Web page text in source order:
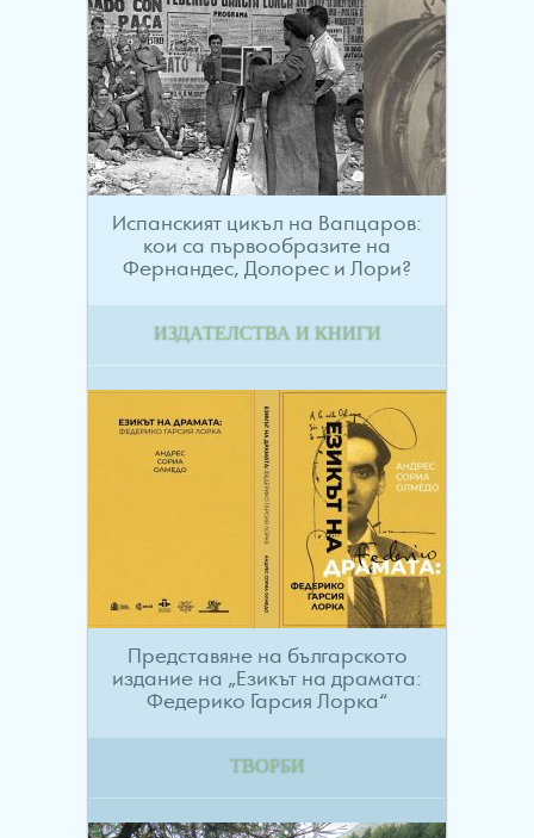
Испанският цикъл на Вапцаров:
кои са първообразите на
Фернандес, Долорес и Лори?
ИЗДАТЕЛСТВА И КНИГИ
Представяне на българското
издание на „Езикът на драмата:
Федерико Гарсия Лорка“
ТВОРБИ